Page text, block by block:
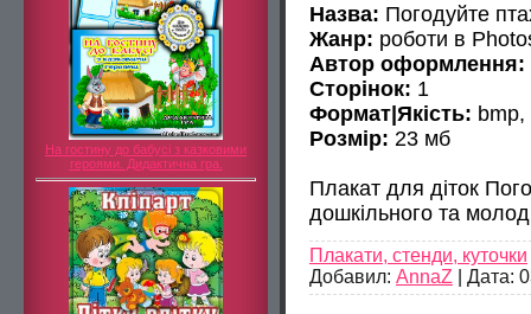
На гостину до бабусі з казковими
героями. Дидактична гра.
Назва: Погодуйте
Жанр: роботи в
Автор оформлення:
Сторінок: 1
Формат|Якість: bmp,
Розмір: 23 мб
Плакат для діток
дошкільного та
Плакати, стенди, куточки
Добавил: AnnaZ Дата: